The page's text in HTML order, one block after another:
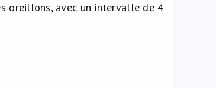
oreillons, avec un intervalle de 4